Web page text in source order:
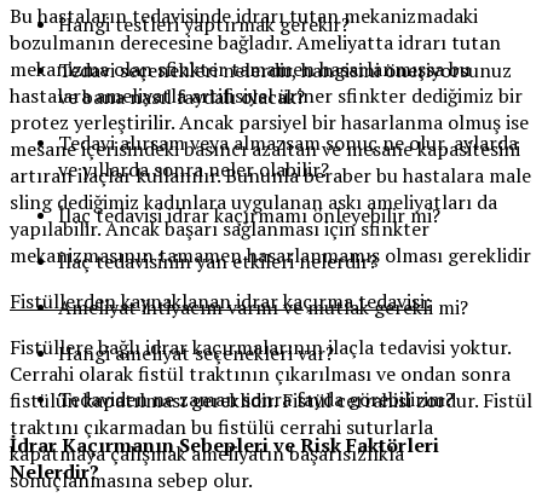
Bu hastaların tedavisinde idrarı tutan mekanizmadaki
bozulmanın derecesine bağladır. Ameliyatta idrarı tutan
mekanizma olan sfinkter tamamen hasarlanmışsa bu
hastalara ameliyatla artifisiyel üriner sfinkter dediğimiz bir
protez yerleştirilir. Ancak parsiyel bir hasarlanma olmuş ise
mesane içerisindeki basıncı azaltan ve mesane kapasitesini
artıran ilaçlar kullanılır. Bununla beraber bu hastalara male
sling dediğimiz kadınlara uygulanan askı ameliyatları da
yapılabilir. Ancak başarı sağlanması için sfinkter
mekanizmasının tamamen hasarlanmamış olması gereklidir
Fistüllerden kaynaklanan idrar kaçırma tedavisi:
Fistüllere bağlı idrar kaçırmalarının ilaçla tedavisi yoktur.
Cerrahi olarak fistül traktının çıkarılması ve ondan sonra
fistülün kapatılması gereklidir. Fistül cerrahisi zordur. Fistül
traktını çıkarmadan bu fistülü cerrahi suturlarla
kapatmaya çalışmak ameliyatın başarısızlıkla
sonuçlanmasına sebep olur.
Hangi testleri yaptırmak gerekir?
Tedavi seçenekleri nelerdir, hangisini öneriyorsunuz
ve bana nasıl faydalı olacak?
Tedavi alırsam veya almazsam sonuç ne olur, aylarda
ve yıllarda sonra neler olabilir?
İlaç tedavisi idrar kaçırmamı önleyebilir mi?
İlaç tedavisinin yan etkileri nelerdir?
Ameliyat ihtiyacım varmı ve mutlak gerekli mi?
Hangi ameliyat seçenekleri var?
Tedaviden ne zaman sonra fayda görebilirim?
İdrar Kaçırmanın Sebepleri ve Risk Faktörleri
Nelerdir?